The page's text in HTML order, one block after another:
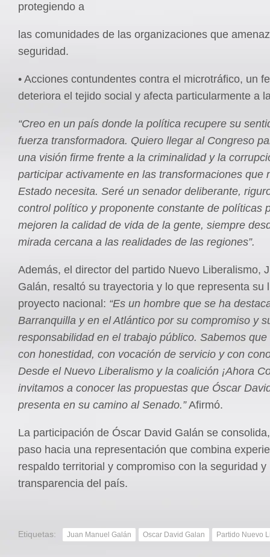
protegiendo a
las comunidades de las organizaciones que
seguridad.
• Acciones contundentes contra el microtráfico, un
deteriora el tejido social y afecta particularmente a
“Creo en un país donde la política recupere su
fuerza transformadora. Quiero llegar al Congreso
una visión firme frente a la criminalidad y la
participar activamente en las transformaciones que
Estado necesita. Seré un senador deliberante,
control político y proponente constante de políticas
mejoren la calidad de vida de la gente, siempre
mirada cercana a las realidades de las regiones”.
Además, el director del partido Nuevo Liberalismo,
Galán, resaltó su trayectoria y lo que representa su
proyecto nacional: “Es un hombre que se ha
Barranquilla y en el Atlántico por su compromiso y
responsabilidad en el trabajo público. Sabemos
con honestidad, con vocación de servicio y con
Desde el Nuevo Liberalismo y la coalición ¡Ahora
invitamos a conocer las propuestas que Óscar
presenta en su camino al Senado.”Afirmó.
La participación de Óscar David Galán se
paso hacia una representación que combina
respaldo territorial y compromiso con la seguridad y
transparencia del país.
Etiquetas: Juan Manuel Galán Oscar David Galan Partido Nuevo